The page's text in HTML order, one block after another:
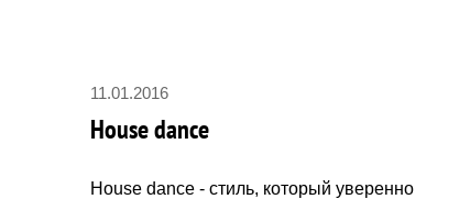
11.01.2016
House dance
House dance - стиль, который уверенно